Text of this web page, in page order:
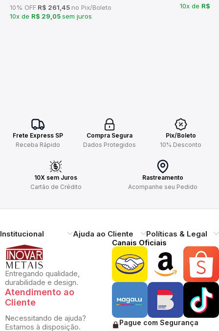
10% OFF R$ 261,45 no Pix/Boleto
10x de R$ 29,05sem juros
10x de R$
Frete Express SP
Receba Rápido
Compra Segura
Dados Protegidos
Pix/Boleto
10% Desconto
10X sem Juros
Cartão de Crédito
Rastreamento
Acompanhe seu Pedido
Institucional Ajuda ao Cliente Políticas & Legal
Entregando qualidade,
durabilidade e design.
Atendimento ao
Cliente
Necessitando de ajuda?
Estamos à disposição.
Canais Oficiais
Pague com Segurança